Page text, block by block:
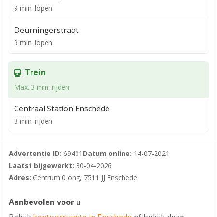
het woon/zakelijke hart van Enschede. De Rijksweg A35
is eenvoudig te bereiken middels de Singel en de
Westerval.
De straat is verder bekend om haar statige
uitstraling. Rust en bereikbaarheid vormen de andere
kenmerken van de omgeving waar het object is
gesitueerd. Het pand is heel goed onderhouden en is
verdeeld over drie etages.
Koopsom: € 1.480.000, -- kosten koper.
Bouwjaar: 1925
Monument: Nee
VVO of GBO: 740 m²
9 min. lopen
Deurningerstraat
9 min. lopen
Trein
Max. 3 min. rijden
Centraal Station Enschede
3 min. rijden
Advertentie ID: 69401 Datum online: 14-07-2021
Laatst bijgewerkt: 30-04-2026
Adres: Centrum 0 ong, 7511 JJ Enschede
Aanbevolen voor u